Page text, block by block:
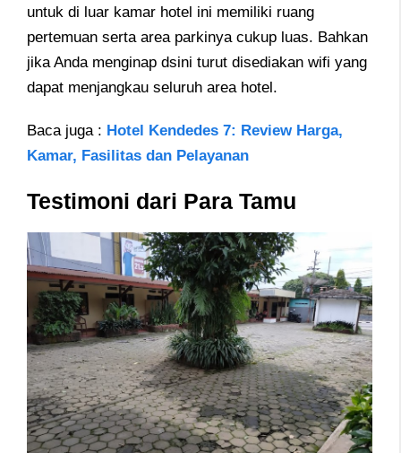
untuk di luar kamar hotel ini memiliki ruang
pertemuan serta area parkinya cukup luas. Bahkan
jika Anda menginap dsini turut disediakan wifi yang
dapat menjangkau seluruh area hotel.
Baca juga : Hotel Kendedes 7: Review Harga,
Kamar, Fasilitas dan Pelayanan
Testimoni dari Para Tamu